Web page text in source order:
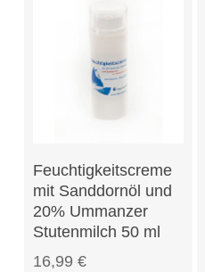
In Den Warenkorb
Feuchtigkeitscreme
mit Sanddornöl und
20% Ummanzer
Stutenmilch 50 ml
16,99 €